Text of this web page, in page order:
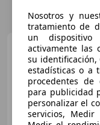
Nosotros y
tratamiento de
un
activamente las
su
estadísticas o a
procedentes de
para publicidad
personalizar el
servicios,